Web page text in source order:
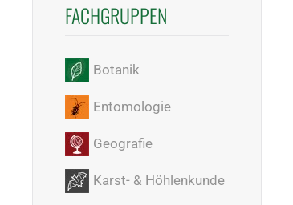
FACHGRUPPEN
Botanik
Entomologie
Geografie
Karst- & Höhlenkunde